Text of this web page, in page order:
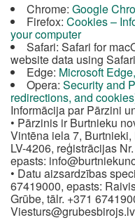
Chrome: Google
Firefox: Cookies –
your computer
Safari: Safari for
website data using Safari
Edge: Microsoft
Opera: Security and
redirections, and
Informācija par Pārzini
• Pārzinis ir Burtnieku
Vintēna iela 7,
LV-4206, reģistrācijas
epasts:
• Datu aizsardzības
67419000, epasts:
Grūbe, tālr. +371
Viesturs@grubesbirojs.lv